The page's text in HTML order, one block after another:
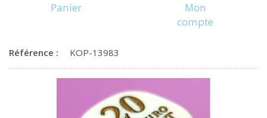
Panier
Mon
compte
Référence : KOP-13983